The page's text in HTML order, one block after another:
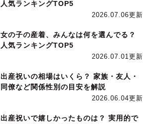
人気ランキングTOP5
2026.07.06更新
女の子の産着、みんなは何を選んでる？
人気ランキングTOP5
2026.07.01更新
出産祝いの相場はいくら？ 家族・友人・
同僚など関係性別の目安を解説
2026.06.04更新
出産祝いで嬉しかったものは？ 実用的で